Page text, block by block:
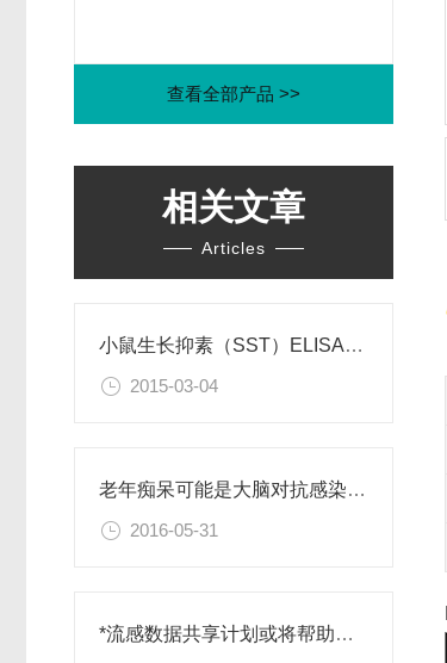
查看全部产品 >>
相关文章
Articles
小鼠生长抑素（SST）ELISA试剂盒
2015-03-04
老年痴呆可能是大脑对抗感染病菌导致的
2016-05-31
*流感数据共享计划或将帮助抵御人类感染性疾病的爆发